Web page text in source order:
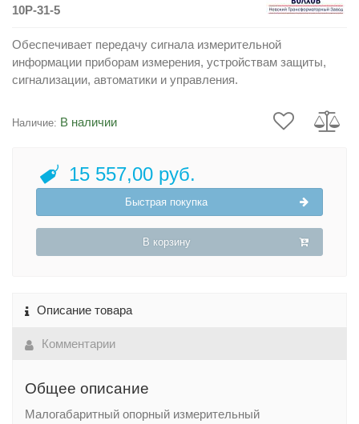
10P-31-5
Обеспечивает передачу сигнала измерительной
информации приборам измерения, устройствам защиты,
сигнализации, автоматики и управления.
Наличие: В наличии
15 557,00 руб.
Быстрая покупка
В корзину
Описание товара
Комментарии
Общее описание
Малогабаритный опорный измерительный